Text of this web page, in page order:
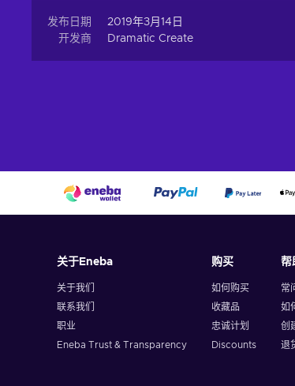
发布日期
2019年3月14日
开发商
Dramatic Create
关于Eneba
关于我们
联系我们
职业
Eneba Trust & Transparency
购买
如何购买
收藏品
忠诚计划
Discounts
帮
常
如
创
退